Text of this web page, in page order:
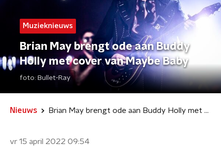
Muzieknieuws
Brian May brengt ode aan Buddy
Holly met cover van Maybe Baby
foto: Bullet-Ray
Nieuws Brian May brengt ode aan Buddy Holly met cover van Maybe Baby
vr 15 april 2022 09:54